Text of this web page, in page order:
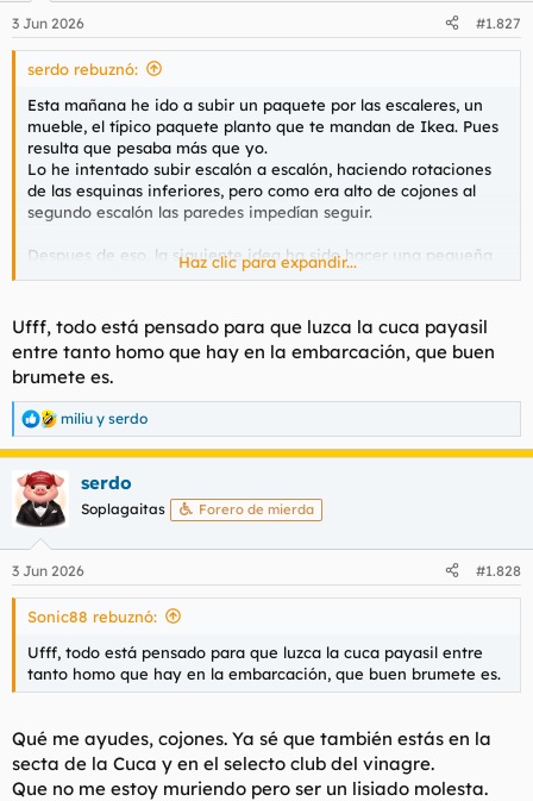
e
s
3 Jun 2026 #1.827
serdo rebuznó:
Esta mañana he ido a subir un paquete por las escaleres, un
mueble, el típico paquete planto que te mandan de Ikea. Pues
resulta que pesaba más que yo.
Lo he intentado subir escalón a escalón, haciendo rotaciones
de las esquinas inferiores, pero como era alto de cojones al
segundo escalón las paredes impedían seguir.
Despues de eso, la siguiente idea ha sido hacer una pequeña
semtadilla e ir subiendo escalón a escalón. En el primer intento
mareos. El siguiente paso ha sigo abrir el paqueque y subir los
tablones por separado.
Me acabo de despertar de la siesta mañanera y noto bastante
dolor al andar.
Una amiga me acaba de escribir para echar unas cervezas y
no sé cómo voy a cruzar la calle para ir hasta allí.
Está la cosa complicada.
Explertos a mí.
Por cierto@Sonic88, al ver tu avaatar en pequeño parece un
cipote con cabeza de pallaso. Así me gusta, hay que tener en
Haz clic para expandir...
Ufff, todo está pensado para que luzca la cuca payasil
entre tanto homo que hay en la embarcación, que buen
brumete es.
R
e
a
c
c
i
e
s
miliu y serdo
serdo
Soplagaitas Forero de mierda
3 Jun 2026 #1.828
Sonic88 rebuznó:
Ufff, todo está pensado para que luzca la cuca payasil entre
tanto homo que hay en la embarcación, que buen brumete es.
Qué me ayudes, cojones. Ya sé que también estás en la
secta de la Cuca y en el selecto club del vinagre.
Que no me estoy muriendo pero ser un lisiado molesta.